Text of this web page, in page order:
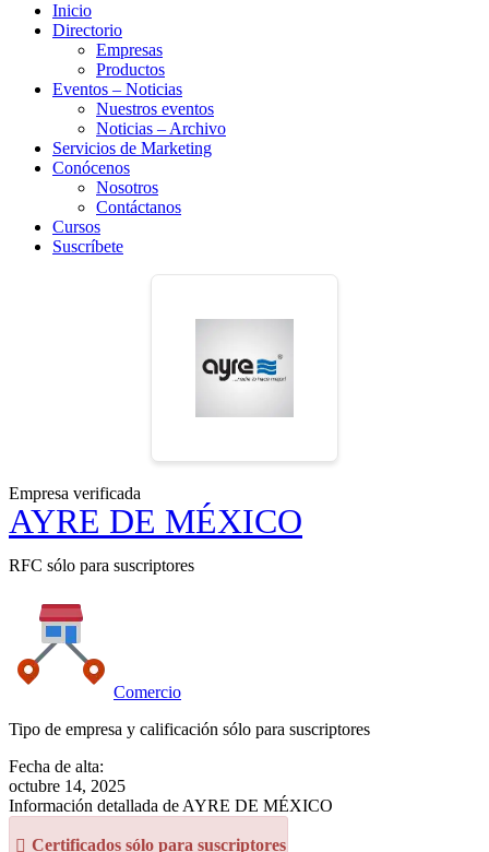
Inicio
Directorio
Empresas
Productos
Eventos – Noticias
Nuestros eventos
Noticias – Archivo
Servicios de Marketing
Conócenos
Nosotros
Contáctanos
Cursos
Suscríbete
Empresa verificada
AYRE DE MÉXICO
RFC sólo para suscriptores
Comercio
Tipo de empresa y calificación sólo para suscriptores
Fecha de alta:
octubre 14, 2025
Información detallada de AYRE DE MÉXICO
Certificados sólo para suscriptores